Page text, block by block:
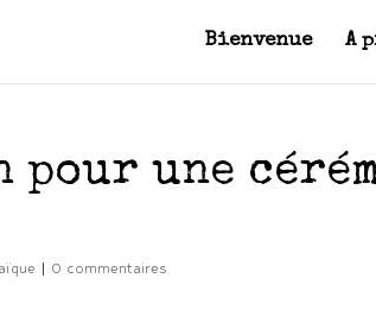
Bienvenue A
pour une
0 commentaires